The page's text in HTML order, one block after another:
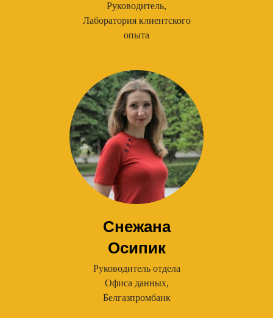
Руководитель,
Лаборатория клиентского
опыта
Снежана
Осипик
Руководитель отдела
Офиса данных,
Белгазпромбанк